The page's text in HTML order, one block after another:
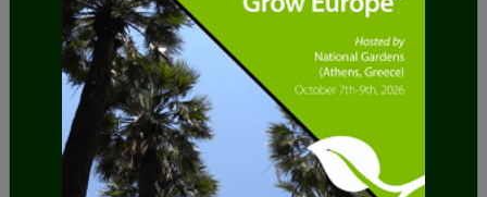
miembros del IEJH, ha sido
reconocida con el Premio
PIONEER Internacional de los
Leafies International Tea
Academy Awards 2023